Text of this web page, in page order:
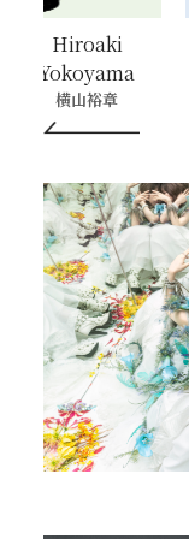
Shogo Ohnishi
大西省吾